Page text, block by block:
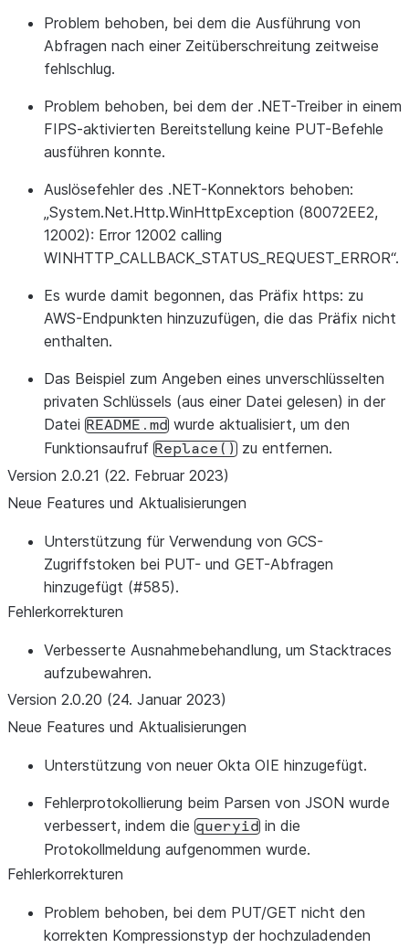
Problem behoben, bei dem die Ausführung von
Abfragen nach einer Zeitüberschreitung zeitweise
fehlschlug.
Problem behoben, bei dem der .NET-Treiber in einem
FIPS-aktivierten Bereitstellung keine PUT-Befehle
ausführen konnte.
Auslösefehler des .NET-Konnektors behoben:
„System.Net.Http.WinHttpException (80072EE2,
12002): Error 12002 calling
WINHTTP_CALLBACK_STATUS_REQUEST_ERROR“.
Es wurde damit begonnen, das Präfix https: zu
AWS-Endpunkten hinzuzufügen, die das Präfix nicht
enthalten.
Das Beispiel zum Angeben eines unverschlüsselten
privaten Schlüssels (aus einer Datei gelesen) in der
Datei README.md wurde aktualisiert, um den
Funktionsaufruf Replace() zu entfernen.
Version 2.0.21 (22. Februar 2023)
Neue Features und Aktualisierungen
Unterstützung für Verwendung von GCS-
Zugriffstoken bei PUT- und GET-Abfragen
hinzugefügt (#585).
Fehlerkorrekturen
Verbesserte Ausnahmebehandlung, um Stacktraces
aufzubewahren.
Version 2.0.20 (24. Januar 2023)
Neue Features und Aktualisierungen
Unterstützung von neuer Okta OIE hinzugefügt.
Fehlerprotokollierung beim Parsen von JSON wurde
verbessert, indem die queryid in die
Protokollmeldung aufgenommen wurde.
Fehlerkorrekturen
Problem behoben, bei dem PUT/GET nicht den
korrekten Kompressionstyp der hochzuladenden